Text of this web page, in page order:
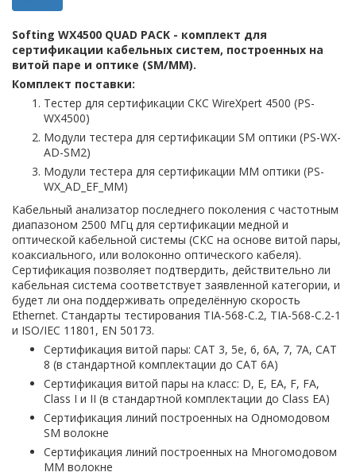
Softing WX4500 QUAD PACK - комплект для
сертификации кабельных систем, построенных на
витой паре и оптике (SM/MM).
Комплект поставки:
Тестер для сертификации СКС WireXpert 4500 (PS-
WX4500)
Модули тестера для сертификации SM оптики (PS-WX-
AD-SM2)
Модули тестера для сертификации MM оптики (PS-
WX_AD_EF_MM)
Кабельный анализатор последнего поколения с частотным
диапазоном 2500 МГц для сертификации медной и
оптической кабельной системы (СКС на основе витой пары,
коаксиального, или волоконно оптического кабеля).
Сертификация позволяет подтвердить, действительно ли
кабельная система соответствует заявленной категории, и
будет ли она поддерживать определённую скорость
Ethernet. Стандарты тестирования TIA-568-C.2, TIA-568-C.2-1
и ISO/IEC 11801, EN 50173.
Сертификация витой пары: CAT 3, 5e, 6, 6A, 7, 7A, CAT
8 (в стандартной комплектации до CAT 6A)
Сертификация витой пары на класс: D, E, EA, F, FA,
Class I и II (в стандартной комплектации до Class EA)
Сертификация линий построенных на Одномодовом
SM волокне
Сертификация линий построенных на Многомодовом
MM волокне